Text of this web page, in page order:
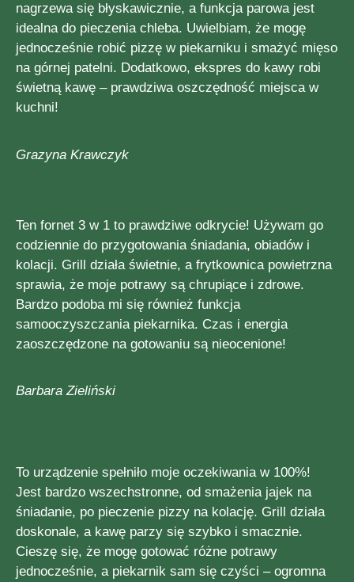
nagrzewa się błyskawicznie, a funkcja parowa jest
idealna do pieczenia chleba. Uwielbiam, że mogę
jednocześnie robić pizzę w piekarniku i smażyć mięso
na górnej patelni. Dodatkowo, ekspres do kawy robi
świetną kawę – prawdziwa oszczędność miejsca w
kuchni!
Grazyna Krawczyk
Ten fornet 3 w 1 to prawdziwe odkrycie! Używam go
codziennie do przygotowania śniadania, obiadów i
kolacji. Grill działa świetnie, a frytkownica powietrzna
sprawia, że moje potrawy są chrupiące i zdrowe.
Bardzo podoba mi się również funkcja
samooczyszczania piekarnika. Czas i energia
zaoszczędzone na gotowaniu są nieocenione!
Barbara Zieliński
To urządzenie spełniło moje oczekiwania w 100%!
Jest bardzo wszechstronne, od smażenia jajek na
śniadanie, po pieczenie pizzy na kolację. Grill działa
doskonale, a kawę parzy się szybko i smacznie.
Cieszę się, że mogę gotować różne potrawy
jednocześnie, a piekarnik sam się czyści – ogromna